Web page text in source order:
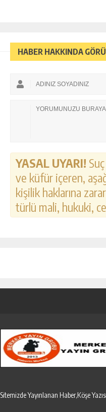
HABER HAKKINDA
YASAL UYARI!
ve küfür içeren,
kişilik haklarına
türlü mali, hukuki,
Sitemizde Yayınlanan Haber,Köşe